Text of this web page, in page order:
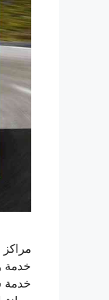
خدمة
خدمة